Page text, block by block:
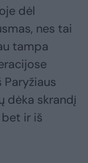
dėl
nes tai
tampa
dėka skrandį
ir iš